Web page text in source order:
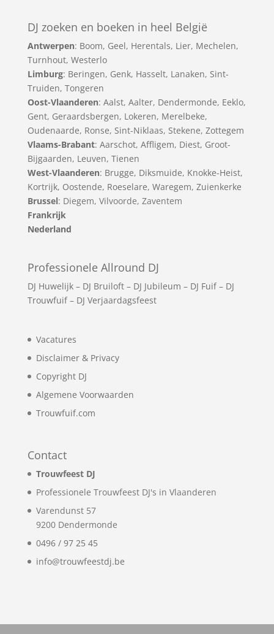
DJ zoeken en boeken in heel België
Antwerpen: Boom, Geel, Herentals, Lier, Mechelen,
Turnhout, Westerlo
Limburg: Beringen, Genk, Hasselt, Lanaken, Sint-
Truiden, Tongeren
Oost-Vlaanderen: Aalst, Aalter, Dendermonde, Eeklo,
Gent, Geraardsbergen, Lokeren, Merelbeke,
Oudenaarde, Ronse, Sint-Niklaas, Stekene, Zottegem
Vlaams-Brabant: Aarschot, Affligem, Diest, Groot-
Bijgaarden, Leuven, Tienen
West-Vlaanderen: Brugge, Diksmuide, Knokke-Heist,
Kortrijk, Oostende, Roeselare, Waregem, Zuienkerke
Brussel: Diegem, Vilvoorde, Zaventem
Frankrijk
Nederland
Professionele Allround DJ
DJ Huwelijk– DJ Bruiloft– DJ Jubileum – DJ Fuif– DJ
Trouwfuif– DJ Verjaardagsfeest
Vacatures
Disclaimer & Privacy
Copyright DJ
Algemene Voorwaarden
Trouwfuif.com
Contact
Trouwfeest DJ
Professionele Trouwfeest DJ's in Vlaanderen
Varendunst 57
9200 Dendermonde
0496 / 97 25 45
info@trouwfeestdj.be